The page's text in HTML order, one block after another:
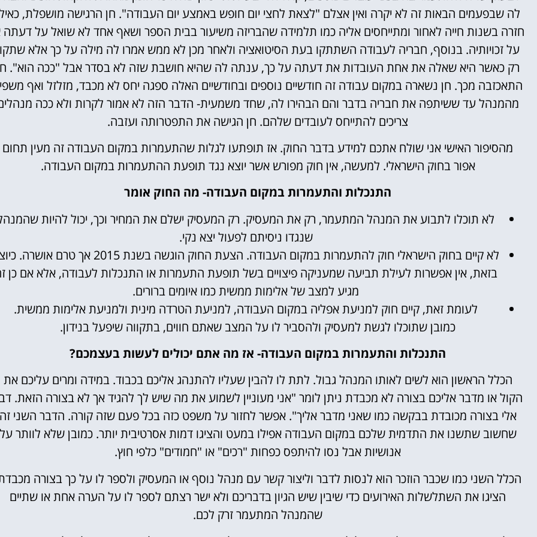
לה שבפעמים הבאות זה לא יקרה ואין אצלם "לצאת לחצי יום חופש באמצע יום העבודה". חן הרגישה מושפלת,
חזרה בשנות חייה לאחור ומתייחסים אליה כמו תלמידה שהבריזה משיעור בבית הספר ושאף אחד לא שואל על דעתה
על זכויותיה. בנוסף, חבריה לעבודה השתתקו בעת הסיטואציה ולאחר מכן לא ממש אמרו לה מילה על כך אלא
רק כאשר היא שאלה את אחת העובדות את דעתה על כך, ענתה לה שהיא חושבת שזה לא בסדר אבל "ככה הוא".
התאכזבה מכך. חן נשארה במקום עבודה זה חודשיים נוספים ובחודשיים האלה ספגה יחס לא מכבד, מזלזל ואף
מהמנהל עד ששיתפה את חבריה בדבר והם הבהירו לה, שחד משמעית- הדבר הזה לא אמור לקרות ולא ככה
צריכים להתייחס לעובדים שלהם. חן הגישה את התפטרותה ועזבה.
מהסיפור האישי אני שולח אתכם למידע בדבר החוק. אז תופתעו לגלות שהתעמרות במקום העבודה זה מעין תחום
אפור בחוק הישראלי. למעשה, אין חוק מפורש אשר יוצא נגד תופעת ההתעמרות במקום העבודה.
התנכלות והתעמרות במקום העבודה- מה החוק אומר
לא תוכלו לתבוע את המנהל המתעמר, רק את המעסיק. רק המעסיק ישלם את המחיר וכך, יכול להיות
שנגדו ניסיתם לפעול יצא נקי.
לא קיים בחוק הישראלי חוק להתעמרות במקום העבודה. הצעת החוק הוגשה בשנת 2015 אך טרם
בזאת, אין אפשרות לעילת תביעה שמעניקה פיצויים בשל תופעת התעמרות או התנכלות לעבודה, אלא אם כן
מגיע למצב של אלימות ממשית כמו איומים ברורים.
לעומת זאת, קיים חוק למניעת אפליה במקום העבודה, למניעת הטרדה מינית ולמניעת אלימות ממשית.
כמובן שתוכלו לגשת למעסיק ולהסביר לו על המצב שאתם חווים, בתקווה שיפעל בנידון.
התנכלות והתעמרות במקום העבודה- אז מה אתם יכולים לעשות בעצמכם?
הכלל הראשון הוא לשים לאותו המנהל גבול. לתת לו להבין שעליו להתנהג אליכם בכבוד. במידה ומרים עליכם את
הקול או מדבר אליכם בצורה לא מכבדת ניתן לומר "אני מעוניין לשמוע את מה שיש לך להגיד אך לא בצורה הזאת.
אלי בצורה מכובדת בבקשה כמו שאני מדבר אליך". אפשר לחזור על משפט כזה בכל פעם שזה קורה. הדבר השני זה
שחשוב שתשנו את התדמית שלכם במקום העבודה אפילו במעט והציגו דמות אסרטיבית יותר. כמובן שלא לוותר על
אנושיות אבל נסו להיתפס כפחות "רכים" או "חמודים" כלפי חוץ.
הכלל השני כמו שכבר הוזכר הוא לנסות לדבר וליצור קשר עם מנהל נוסף או המעסיק ולספר לו על כך בצורה
הציגו את השתלשלות האירועים כדי שיבין שיש הגיון בדבריכם ולא ישר רצתם לספר לו על הערה אחת או שתיים
שהמנהל המתעמר זרק לכם.